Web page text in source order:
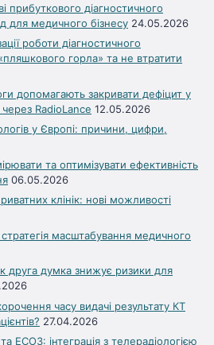
прибуткового діагностичного
для медичного бізнесу 24.05.2026
роботи діагностичного
горла» та не втратити
допомагають закривати дефіцит у
через RadioLance 12.05.2026
у Європі: причини, цифри,
та оптимізувати ефективність
06.05.2026
клінік: нові можливості
стратегія масштабування медичного
друга думка знижує ризики для
часу видачі результату КТ
27.04.2026
ЕСОЗ: інтеграція з телерадіологією